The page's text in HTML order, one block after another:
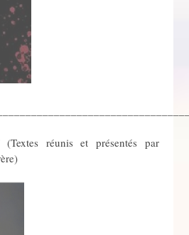
réunis et présentés par